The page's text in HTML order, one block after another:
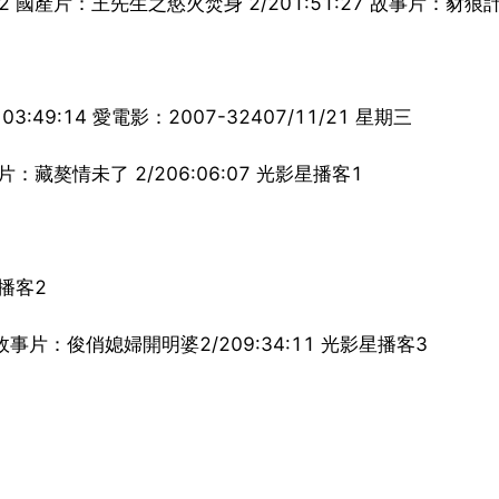
03:49:14 愛電影：2007-32407/11/21 星期三
藏獒情未了 2/206:06:07 光影星播客1
客2
片：俊俏媳婦開明婆2/209:34:11 光影星播客3